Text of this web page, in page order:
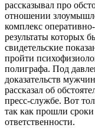
рассказывал про
отношении
комплекс
результаты которых
свидетельские
пройти
полиграфа. Под
доказательств
рассказал об
пресс-службе. Вот
так как прошли
ответственности.